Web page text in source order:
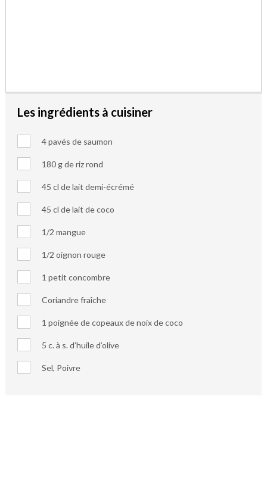
Les ingrédients à cuisiner
4 pavés de saumon
180 g de riz rond
45 cl de lait demi-écrémé
45 cl de lait de coco
1/2 mangue
1/2 oignon rouge
1 petit concombre
Coriandre fraîche
1 poignée de copeaux de noix de coco
5 c. à s. d’huile d’olive
Sel, Poivre